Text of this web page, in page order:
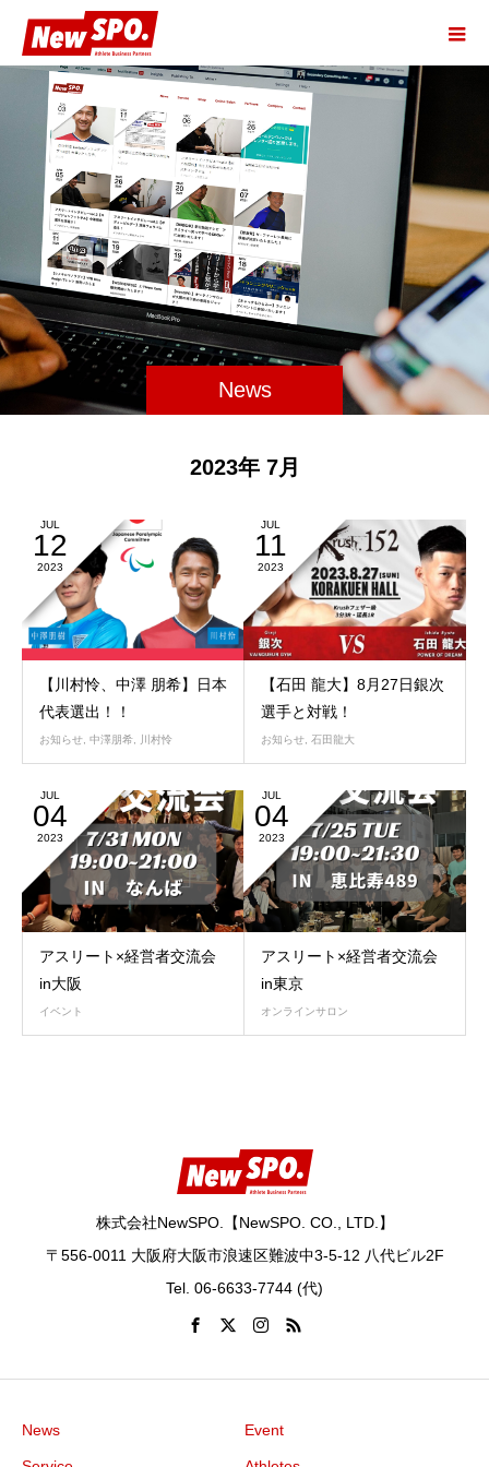
News
2023年 7月
JUL
12
2023
【川村怜、中澤 朋希】日本
代表選出！！
お知らせ, 中澤朋希, 川村怜
JUL
11
2023
【石田 龍大】8月27日銀次
選手と対戦！
お知らせ, 石田龍大
JUL
04
2023
アスリート×経営者交流会
in大阪
イベント
JUL
04
2023
アスリート×経営者交流会
in東京
オンラインサロン
株式会社NewSPO.【NewSPO. CO., LTD.】
〒556-0011 大阪府大阪市浪速区難波中3-5-12 八代ビル2F
Tel. 06-6633-7744 (代)
News Event